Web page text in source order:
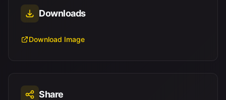
Downloads
Download Image
Share